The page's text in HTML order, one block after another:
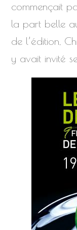
commençait
la part belle
de l’édition,
y avait invité